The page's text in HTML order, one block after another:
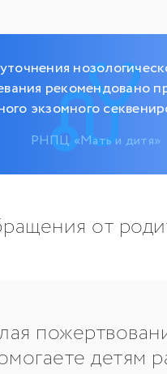
рекомендовано
экзомного
РНПЦ «Мать и дитя»
от
детям